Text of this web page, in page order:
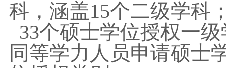
科，涵盖15个二级学科
33个硕士学位授权一
同等学力人员申请硕士